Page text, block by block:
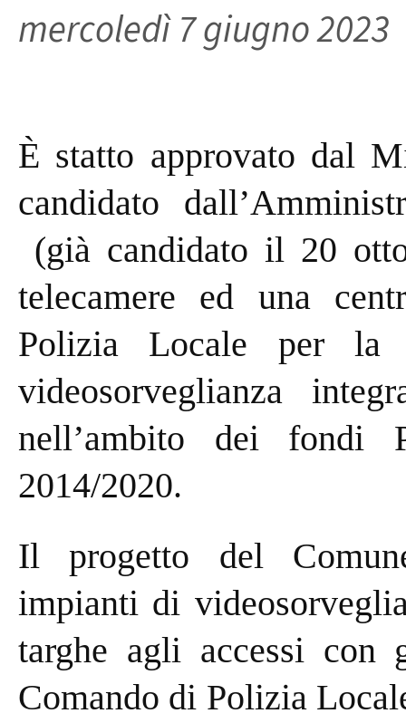
mercoledì 7 giugno 2023
È statto approvato dal
candidato
(già candidato il 20
telecamere ed una
Polizia Locale per la
videosorveglianza
nell’ambito dei fondi
2014/2020.
Il progetto del
impianti di
targhe agli accessi con
Comando di Polizia